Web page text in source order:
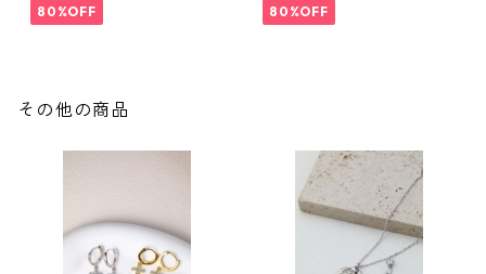
80%OFF 80%OFF
その他の商品